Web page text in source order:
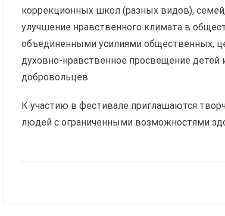
коррекционных школ (разных видов),
улучшение нравственного климата в
объединенными усилиями общественных,
духовно-нравственное просвещение
добровольцев.
К участию в фестивале приглашаются
людей с ограниченными возможностями